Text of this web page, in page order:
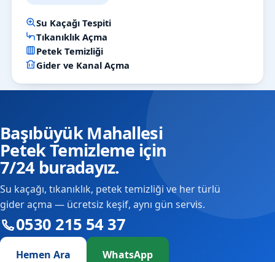
Su Kaçağı Tespiti
Tıkanıklık Açma
Petek Temizliği
Gider ve Kanal Açma
Başıbüyük Mahallesi
Petek Temizleme için
7/24 buradayız.
Su kaçağı, tıkanıklık, petek temizliği ve her türlü
gider açma — ücretsiz keşif, aynı gün servis.
0530 215 54 37
Hemen Ara WhatsApp